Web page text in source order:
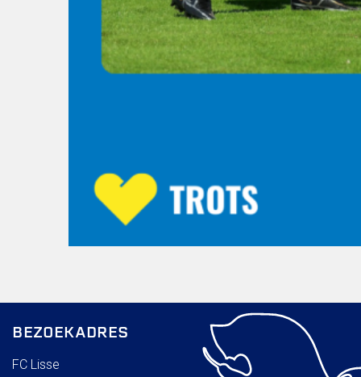
BEZOEKADRES
FC Lisse